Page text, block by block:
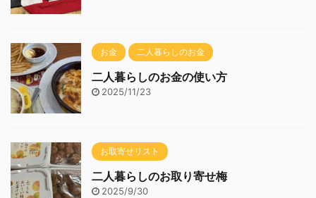
お金 二人暮らしのお金
二人暮らしのお金の使い方
2025/11/23
お取寄せリスト
二人暮らしのお取り寄せ梅
2025/9/30